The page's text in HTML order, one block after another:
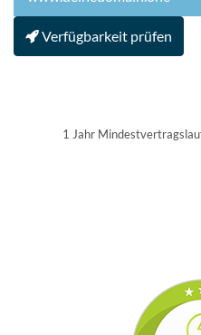
Verfügbarkeit prüfen
1 Jahr